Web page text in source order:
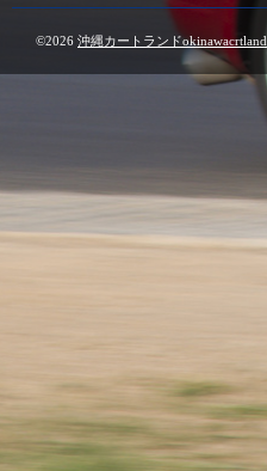
©2026 沖縄カートランドokinawacrtland